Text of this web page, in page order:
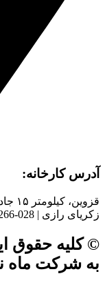
آدرس کارخانه:
زکریای رازی | 028-33453266
© کلیه حقوق
به شرکت ماه